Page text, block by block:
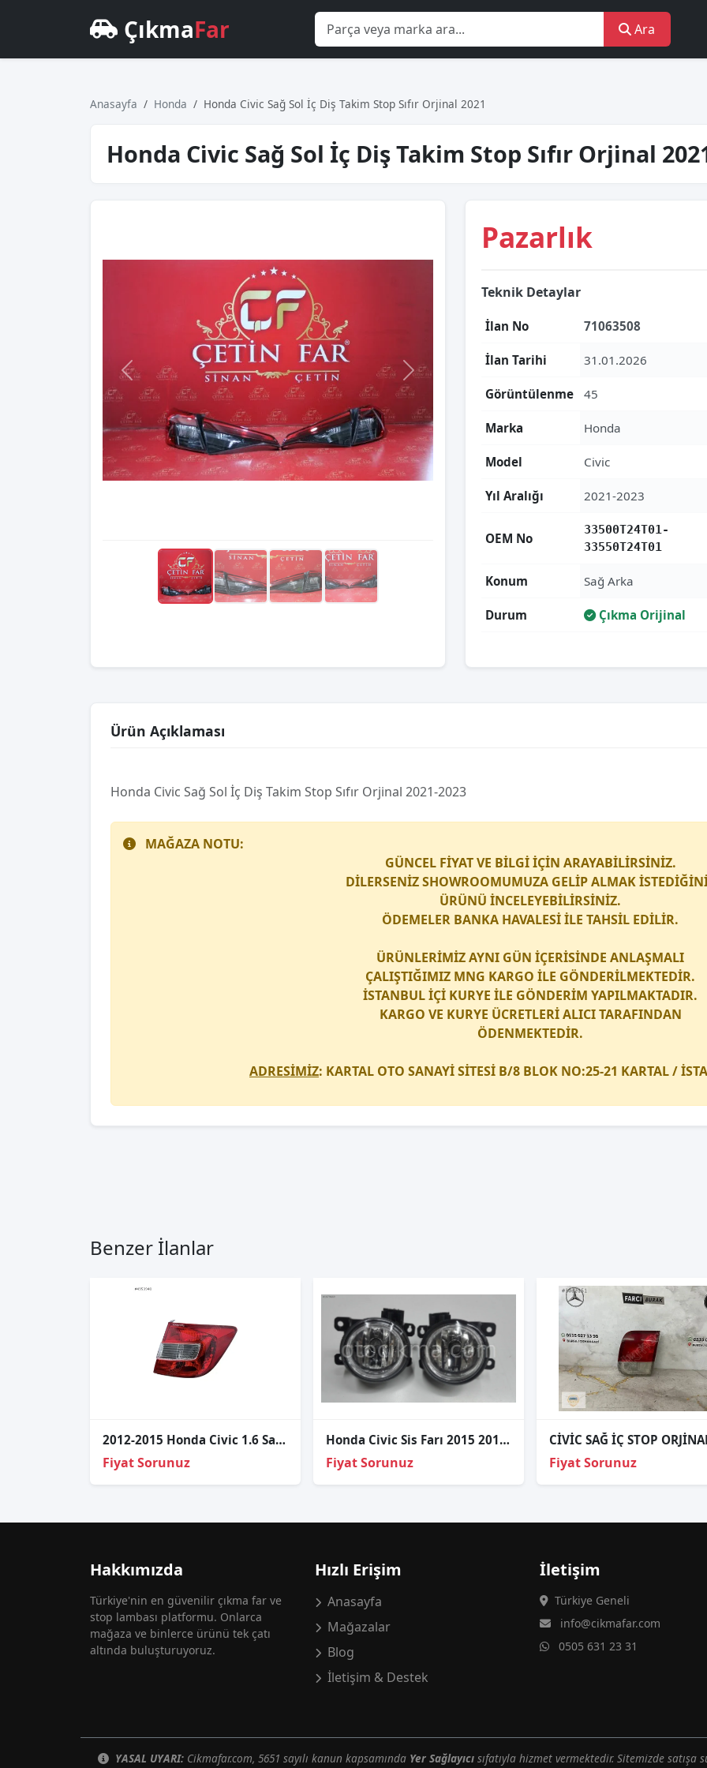
ÇıkmaFar Ara
Anasayfa Honda Honda Ci̇vi̇c Sağ Sol İç Diş Takim Stop Sıfır Orji̇nal 2021
Honda Ci̇vi̇c Sağ Sol İç Diş Takim Stop Sıfır Orji̇nal
Pazarlık
Teknik Detaylar
İlan No 71063508
İlan Tarihi 31.01.2026
Görüntülenme 45
Marka Honda
Model Civic
Yıl Aralığı 2021-2023
OEM No
33500T24T01-
33550T24T01
Konum Sağ Arka
Durum Çıkma Orijinal
Ürün Açıklaması
Honda Ci̇vi̇c Sağ Sol İç Diş Takim Stop Sıfır Orji̇nal 2021-2023
MAĞAZA NOTU:
GÜNCEL FİYAT VE BİLGİ İÇİN ARAYABİLİRSİNİZ.
DİLERSENİZ SHOWROOMUMUZA GELİP ALMAK
ÜRÜNÜ İNCELEYEBİLİRSİNİZ.
ÖDEMELER BANKA HAVALESİ İLE TAHSİL EDİLİR.
ÜRÜNLERİMİZ AYNI GÜN İÇERİSİNDE ANLAŞMALI
ÇALIŞTIĞIMIZ MNG KARGO İLE GÖNDERİLMEKTEDİR.
İSTANBUL İÇİ KURYE İLE GÖNDERİM YAPILMAKTADIR.
KARGO VE KURYE ÜCRETLERİ ALICI TARAFINDAN
ÖDENMEKTEDİR.
ADRESİMİZ: KARTAL OTO SANAYİ SİTESİ B/8 BLOK NO:25-21 KARTAL /
Benzer İlanlar
2012-2015 Honda Civic 1.6 Sağ Dış Stop Lambası 33500-TR0-E01
Fiyat Sorunuz
Honda Civic Sis Farı 2015 2016 - Sağ Sol
Fiyat Sorunuz
CİVİC SAĞ İÇ STOP
Fiyat Sorunuz
Hakkımızda
Türkiye'nin en güvenilir çıkma far ve
stop lambası platformu. Onlarca
mağaza ve binlerce ürünü tek çatı
altında buluşturuyoruz.
Hızlı Erişim
Anasayfa
Mağazalar
Blog
İletişim & Destek
İletişim
Türkiye Geneli
info@cikmafar.com
0505 631 23 31
YASAL UYARI: Cikmafar.com, 5651 sayılı kanun kapsamında Yer Sağlayıcı sıfatıyla hizmet vermektedir. Sitemizde